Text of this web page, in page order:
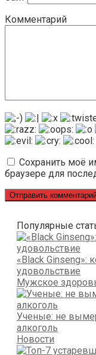
Комментарий
Сохранить моё
браузере для
Популярные
«Black Ginseng»:
удовольствие
Мужское
Ученые: не
алкоголь
Новости